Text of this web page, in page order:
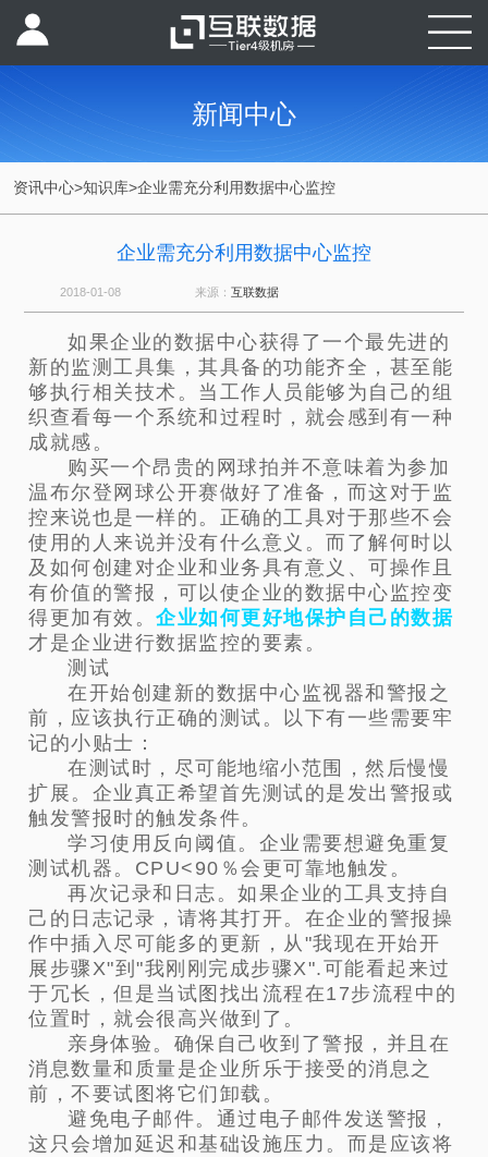
新闻中心
资讯中心>知识库>企业需充分利用数据中心监控
企业需充分利用数据中心监控
2018-01-08 来源： 互联数据
如果企业的数据中心获得了一个最先进的
新的监测工具集，其具备的功能齐全，甚至能
够执行相关技术。当工作人员能够为自己的组
织查看每一个系统和过程时，就会感到有一种
成就感。
购买一个昂贵的网球拍并不意味着为参加
温布尔登网球公开赛做好了准备，而这对于监
控来说也是一样的。正确的工具对于那些不会
使用的人来说并没有什么意义。而了解何时以
及如何创建对企业和业务具有意义、可操作且
有价值的警报，可以使企业的数据中心监控变
得更加有效。企业如何更好地保护自己的数据
才是企业进行数据监控的要素。
测试
在开始创建新的数据中心监视器和警报之
前，应该执行正确的测试。以下有一些需要牢
记的小贴士：
在测试时，尽可能地缩小范围，然后慢慢
扩展。企业真正希望首先测试的是发出警报或
触发警报时的触发条件。
学习使用反向阈值。企业需要想避免重复
测试机器。CPU<90％会更可靠地触发。
再次记录和日志。如果企业的工具支持自
己的日志记录，请将其打开。在企业的警报操
作中插入尽可能多的更新，从"我现在开始开
展步骤X"到"我刚刚完成步骤X".可能看起来过
于冗长，但是当试图找出流程在17步流程中的
位置时，就会很高兴做到了。
亲身体验。确保自己收到了警报，并且在
消息数量和质量是企业所乐于接受的消息之
前，不要试图将它们卸载。
避免电子邮件。通过电子邮件发送警报，
这只会增加延迟和基础设施压力。而是应该将